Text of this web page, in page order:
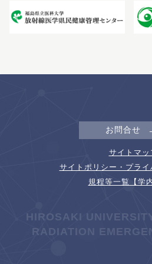
お問合せ
サイトマッ
サイトポリシー・プラ
規程等一覧【学
HIROSAKI
RADIATION